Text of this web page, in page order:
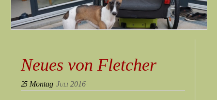
Neues von Fletcher
25 Montag Juli 2016